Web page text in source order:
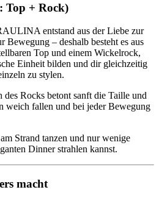
Top + Rock)
entstand aus der Liebe zur
Bewegung – deshalb besteht es aus
Top und einem Wickelrock,
Einheit bilden und dir gleichzeitig
zu stylen.
Rocks betont sanft die Taille und
weich fallen und bei jeder Bewegung
Strand tanzen und nur wenige
Dinner strahlen kannst.
macht